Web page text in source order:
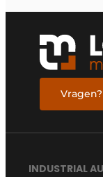
INDUSTRIAL